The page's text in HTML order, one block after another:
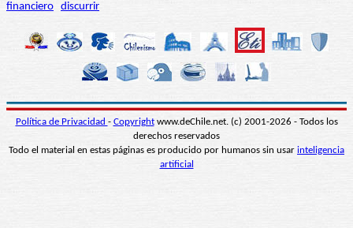
financiero discurrir
Política de Privacidad - Copyrightwww.deChile.net. (c) 2001-2026 - Todos los
derechos reservados
Todo el material en estas páginas es producido por humanos sin usar inteligencia
artificial